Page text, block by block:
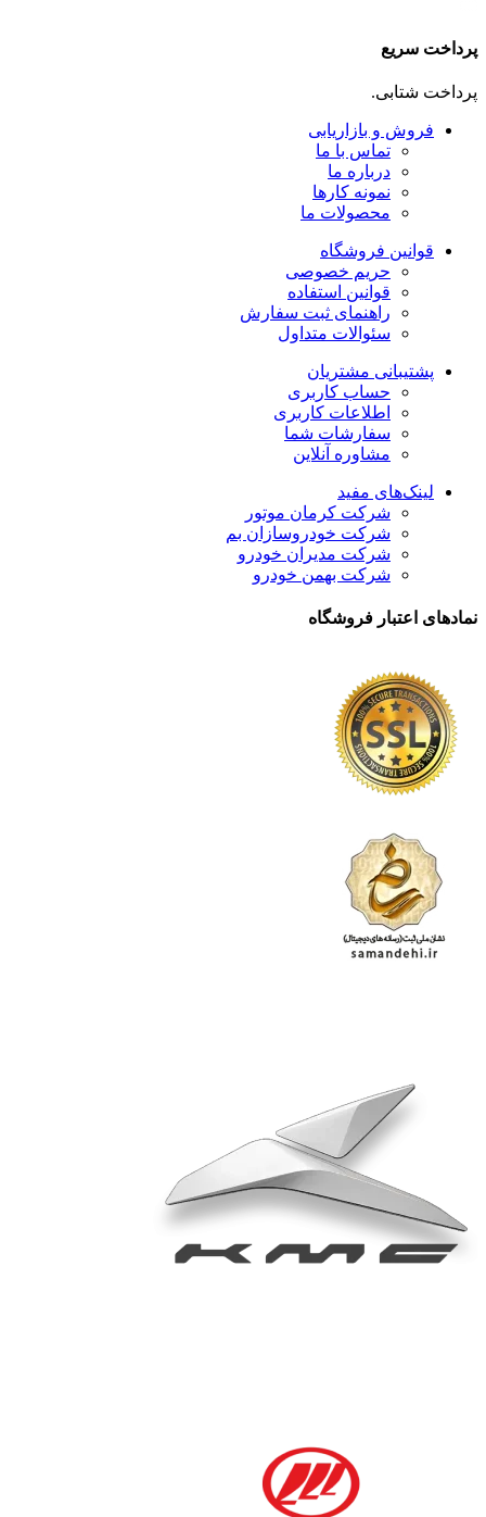
پرداخت سریع
پرداخت شتابی.
فروش و بازاریابی
تماس با ما
درباره ما
نمونه کارها
محصولات ما
قوانین فروشگاه
حریم خصوصی
قوانین استفاده
راهنمای ثبت سفارش
سئوالات متداول
پشتیبانی مشتریان
حساب کاربری
اطلاعات کاربری
سفارشات شما
مشاوره آنلاین
لینک‌های مفید
شرکت کرمان موتور
شرکت خودروسازان بم
شرکت مدیران خودرو
شرکت بهمن خودرو
نمادهای اعتبار فروشگاه